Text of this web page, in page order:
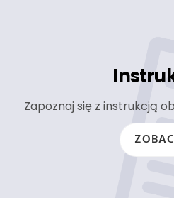
Zapoznaj się z instrukcją